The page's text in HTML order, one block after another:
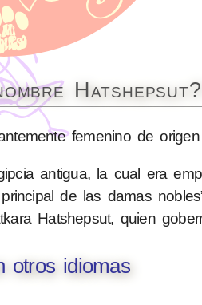
Hatshepsut?
femenino de origen
antigua, la cual era
de las damas
Hatshepsut, quien
otros idiomas